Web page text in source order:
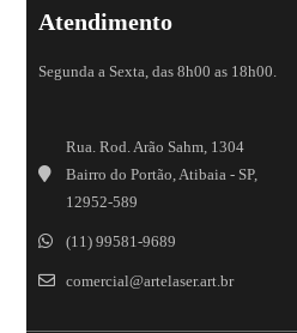
Atendimento
Segunda a Sexta, das 8h00 as 18h00.
Rua. Rod. Arão Sahm, 1304
Bairro do Portão, Atibaia - SP,
12952-589
(11) 99581-9689
comercial@artelaser.art.br